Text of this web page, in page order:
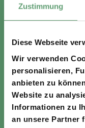
Zustimmung
Diese Webseite
Wir verwenden
personalisieren,
anbieten zu
Website zu
Informationen zu
an unsere Partner
ganze Jahr
Teil des Platzes
Reservierungen
nicht möglich!
Wir freuen